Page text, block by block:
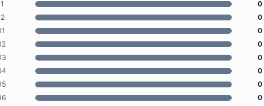
0
0
0
0
0
0
0
0